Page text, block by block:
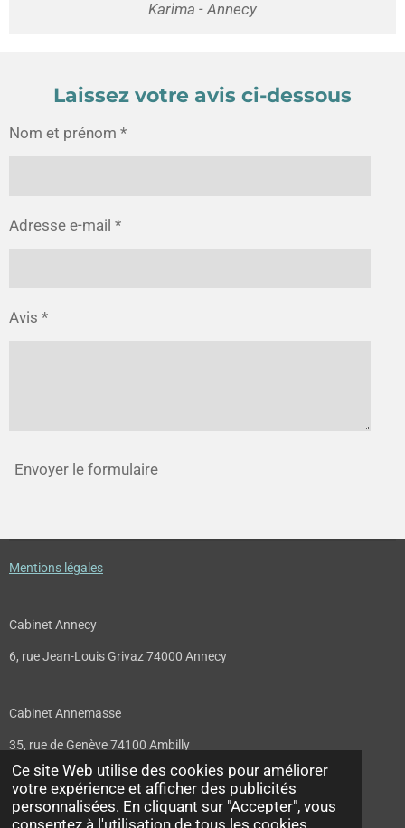
Ce site Web utilise des cookies pour améliorer
votre expérience et afficher des publicités
personnalisées. En cliquant sur "Accepter", vous
Karima - Annecy
Laissez votre avis ci-dessous
Nom et prénom *
Adresse e-mail *
Avis *
Envoyer le formulaire
Mentions légales
Cabinet Annecy
6, rue Jean-Louis Grivaz 74000 Annecy
Cabinet Annemasse
35, rue de Genève 74100 Ambilly
F I L